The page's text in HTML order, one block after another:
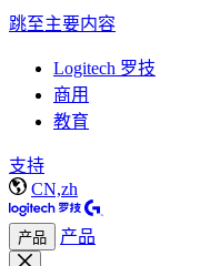
跳至主要内容
Logitech 罗技
商用
教育
支持
CN,zh
产品 产品